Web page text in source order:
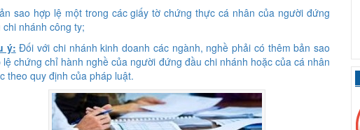
sao hợp lệ một trong các giấy tờ chứng thực cá nhân của người đứng
chi nhánh công ty;
ý: Đối với chi nhánh kinh doanh các ngành, nghề phải có thêm bản sao
lệ chứng chỉ hành nghề của người đứng đầu chi nhánh hoặc của cá nhân
theo quy định của pháp luật.